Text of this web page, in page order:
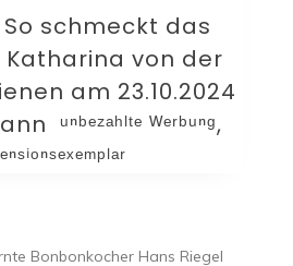
schmeckt das
Katharina von der
am 23.10.2024
ᵘⁿᵇᵉᶻᵃʰˡᵗᵉ ᵂᵉʳᵇᵘⁿᵍ,
Bonbonkocher Hans Riegel